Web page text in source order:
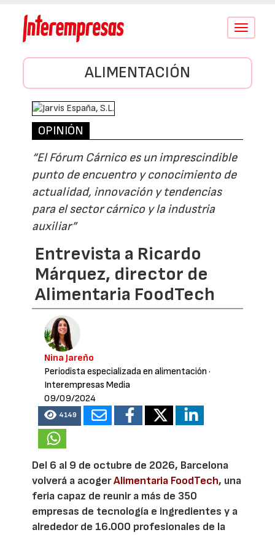
Conmutar
ALIMENTACIÓN
OPINIÓN
“El Fórum Cárnico es un imprescindible
punto de encuentro y conocimiento de
actualidad, innovación y tendencias
para el sector cárnico y la industria
auxiliar”
Entrevista a Ricardo
Márquez, director de
Alimentaria FoodTech
Nina Jareño
Periodista especializada en alimentación ·
Interempresas Media
09/09/2024
4149
Del 6 al 9 de octubre de 2026, Barcelona
volverá a acogerAlimentaria FoodTech, una
feria capaz de reunir a más de 350
empresas de tecnología e ingredientes y a
alrededor de 16.000 profesionales de la